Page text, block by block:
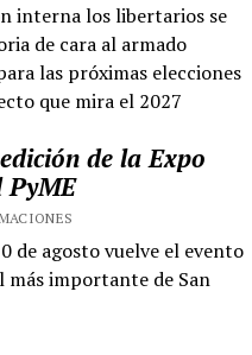
interna los libertarios se
de cara al armado
las próximas elecciones
que mira el 2027
de la Expo
PyME
de agosto vuelve el evento
más importante de San